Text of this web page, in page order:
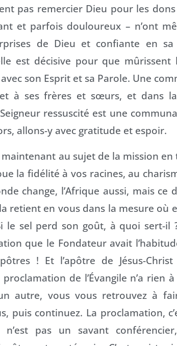
pas remercier Dieu pour les
et parfois douloureux – n’ont
de Dieu et confiante en
est décisive pour que
son Esprit et sa Parole. Une
à ses frères et sœurs, et dans
ressuscité est une
allons-y avec gratitude et espoir.
au sujet de la mission
la fidélité à vos racines, au
change, l’Afrique aussi, mais
retient en vous dans la mesure où
le sel perd son goût, à quoi sert-il
que le Fondateur avait
! Et l’apôtre de Jésus-
de l’Évangile n’a rien
autre, vous vous retrouvez à
puis continuez. La proclamation,
pas un savant